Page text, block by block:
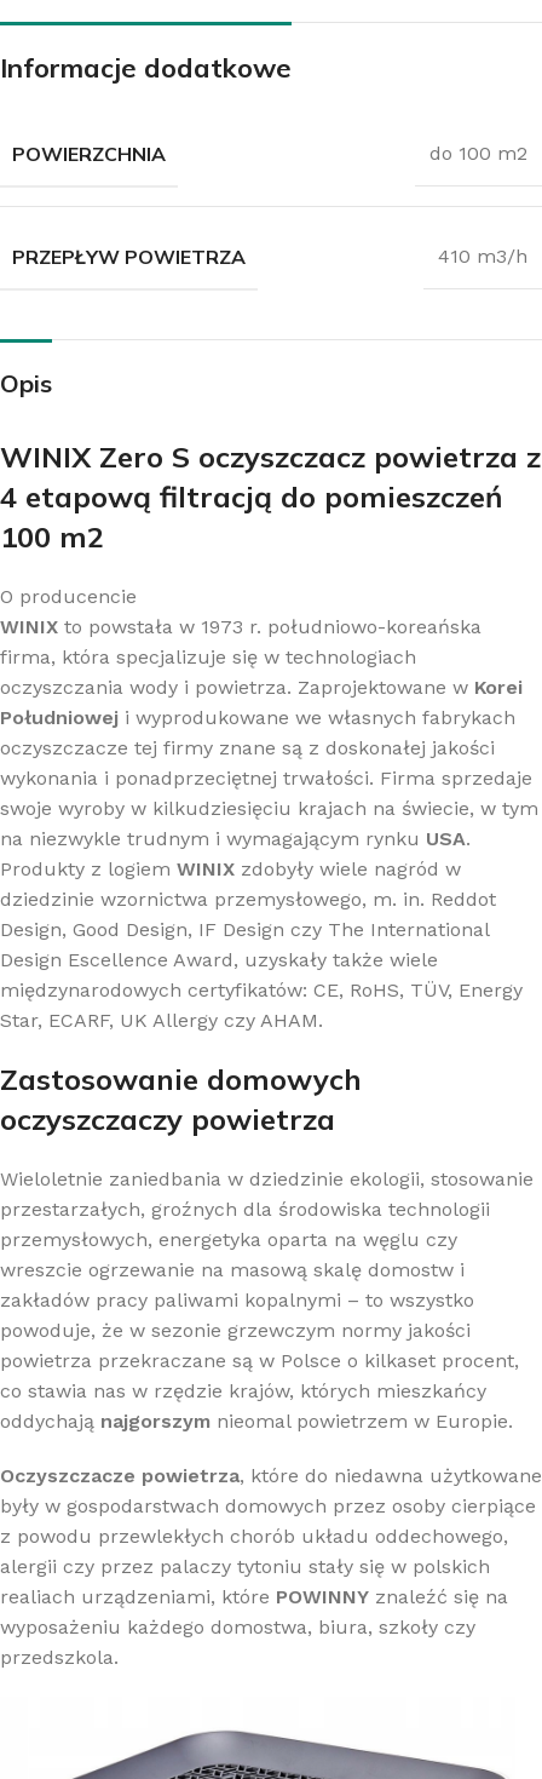
Informacje dodatkowe
POWIERZCHNIA do 100 m2
PRZEPŁYW POWIETRZA 410 m3/h
Opis
WINIX Zero S oczyszczacz powietrza z
4 etapową filtracją do pomieszczeń
100 m2
O producencie
WINIX to powstała w 1973 r. południowo-koreańska
firma, która specjalizuje się w technologiach
oczyszczania wody i powietrza. Zaprojektowane w Korei
Południowej i wyprodukowane we własnych fabrykach
oczyszczacze tej firmy znane są z doskonałej jakości
wykonania i ponadprzeciętnej trwałości. Firma sprzedaje
swoje wyroby w kilkudziesięciu krajach na świecie, w tym
na niezwykle trudnym i wymagającym rynku USA.
Produkty z logiem WINIX zdobyły wiele nagród w
dziedzinie wzornictwa przemysłowego, m. in. Reddot
Design, Good Design, IF Design czy The International
Design Escellence Award, uzyskały także wiele
międzynarodowych certyfikatów: CE, RoHS, TÜV, Energy
Star, ECARF, UK Allergy czy AHAM.
Zastosowanie domowych
oczyszczaczy powietrza
Wieloletnie zaniedbania w dziedzinie ekologii, stosowanie
przestarzałych, groźnych dla środowiska technologii
przemysłowych, energetyka oparta na węglu czy
wreszcie ogrzewanie na masową skalę domostw i
zakładów pracy paliwami kopalnymi – to wszystko
powoduje, że w sezonie grzewczym normy jakości
powietrza przekraczane są w Polsce o kilkaset procent,
co stawia nas w rzędzie krajów, których mieszkańcy
oddychają najgorszym nieomal powietrzem w Europie.
Oczyszczacze powietrza, które do niedawna użytkowane
były w gospodarstwach domowych przez osoby cierpiące
z powodu przewlekłych chorób układu oddechowego,
alergii czy przez palaczy tytoniu stały się w polskich
realiach urządzeniami, które POWINNY znaleźć się na
wyposażeniu każdego domostwa, biura, szkoły czy
przedszkola.